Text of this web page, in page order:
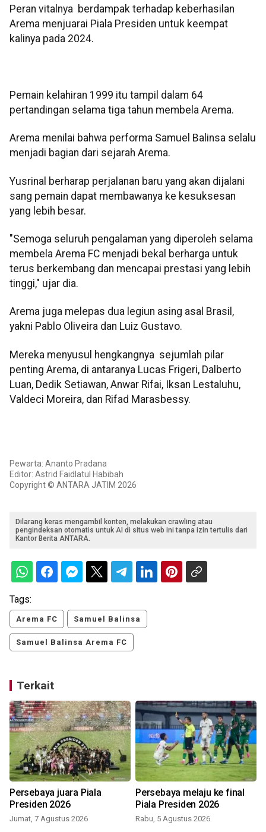
Peran vitalnya berdampak terhadap keberhasilan
Arema menjuarai Piala Presiden untuk keempat
kalinya pada 2024.
Pemain kelahiran 1999 itu tampil dalam 64
pertandingan selama tiga tahun membela Arema.
Arema menilai bahwa performa Samuel Balinsa selalu
menjadi bagian dari sejarah Arema.
Yusrinal berharap perjalanan baru yang akan dijalani
sang pemain dapat membawanya ke kesuksesan
yang lebih besar.
"Semoga seluruh pengalaman yang diperoleh selama
membela Arema FC menjadi bekal berharga untuk
terus berkembang dan mencapai prestasi yang lebih
tinggi," ujar dia.
Arema juga melepas dua legiun asing asal Brasil,
yakni Pablo Oliveira dan Luiz Gustavo.
Mereka menyusul hengkangnya sejumlah pilar
penting Arema, di antaranya Lucas Frigeri, Dalberto
Luan, Dedik Setiawan, Anwar Rifai, Iksan Lestaluhu,
Valdeci Moreira, dan Rifad Marasbessy.
Pewarta: Ananto Pradana
Editor: Astrid Faidlatul Habibah
Copyright © ANTARA JATIM 2026
Dilarang keras mengambil konten, melakukan crawling atau
pengindeksan otomatis untuk AI di situs web ini tanpa izin tertulis dari
Kantor Berita ANTARA.
Tags:
Arema FC Samuel Balinsa
Samuel Balinsa Arema FC
Terkait
Persebaya juara Piala
Presiden 2026
Jumat, 7 Agustus 2026
Persebaya melaju ke final
Piala Presiden 2026
Rabu, 5 Agustus 2026